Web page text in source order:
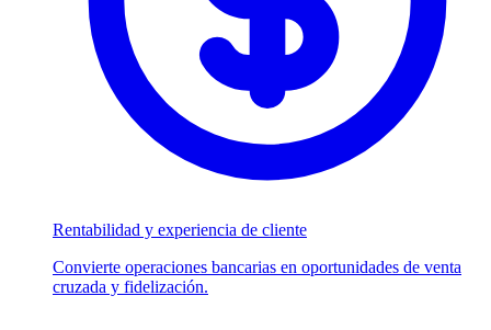
Rentabilidad y experiencia de cliente
Convierte operaciones bancarias en oportunidades de venta
cruzada y fidelización.